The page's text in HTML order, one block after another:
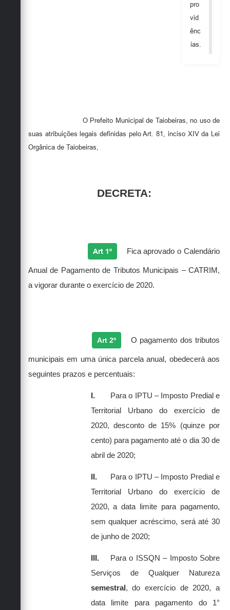
pro
vid
ênc
ias.
O Prefeito Municipal de Taiobeiras, no uso de
suas atribuições legais definidas pelo Art. 81, inciso XIV da Lei
Orgânica de Taiobeiras,
DECRETA:
Art 1º Fica aprovado o Calendário
Anual de Pagamento de Tributos Municipais – CATRIM,
a vigorar durante o exercício de 2020.
Art 2º O pagamento dos tributos
municipais em uma única parcela anual, obedecerá aos
seguintes prazos e percentuais:
I.
Para o IPTU – Imposto Predial e
Territorial Urbano do exercício de
2020, desconto de 15% (quinze por
cento) para pagamento até o dia 30 de
abril de 2020;
II.
Para o IPTU – Imposto Predial e
Territorial Urbano do exercício de
2020, a data limite para pagamento,
sem qualquer acréscimo, será até 30
de junho de 2020;
III.
Para o ISSQN – Imposto Sobre
Serviços de Qualquer Natureza
semestral , do exercício de 2020, a
data limite para pagamento do 1°